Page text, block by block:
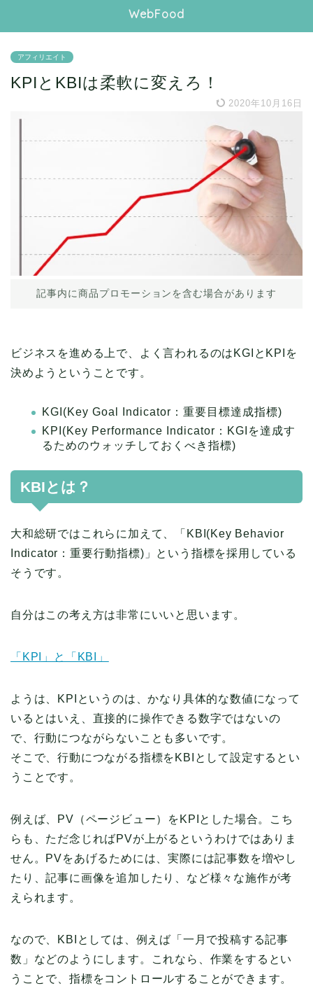
WebFood
アフィリエイト
KPIとKBIは柔軟に変えろ！
2020年10月16日
記事内に商品プロモーションを含む場合があります
ビジネスを進める上で、よく言われるのはKGIとKPIを
決めようということです。
KGI(Key Goal Indicator：重要目標達成指標)
KPI(Key Performance Indicator：KGIを達成す
るためのウォッチしておくべき指標)
KBIとは？
大和総研ではこれらに加えて、「KBI(Key Behavior
Indicator：重要行動指標)」という指標を採用している
そうです。
自分はこの考え方は非常にいいと思います。
「KPI」と「KBI」
ようは、KPIというのは、かなり具体的な数値になって
いるとはいえ、直接的に操作できる数字ではないの
で、行動につながらないことも多いです。
そこで、行動につながる指標をKBIとして設定するとい
うことです。
例えば、PV（ページビュー）をKPIとした場合。こち
らも、ただ念じればPVが上がるというわけではありま
せん。PVをあげるためには、実際には記事数を増やし
たり、記事に画像を追加したり、など様々な施作が考
えられます。
なので、KBIとしては、例えば「一月で投稿する記事
数」などのようにします。これなら、作業をするとい
うことで、指標をコントロールすることができます。